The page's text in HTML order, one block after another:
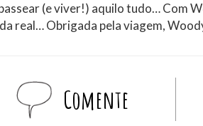
(e viver!) aquilo tudo… Com
real… Obrigada pela viagem,
Comente